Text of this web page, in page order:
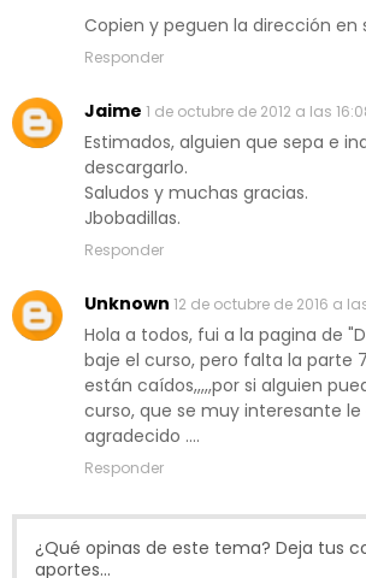
Copien y peguen la dirección en
Responder
Jaime 1 de octubre de 2012 a las
Estimados, alguien que sepa e
descargarlo.
Saludos y muchas gracias.
Jbobadillas.
Responder
Unknown 12 de octubre de 2016 a las
Hola a todos, fui a la pagina de
baje el curso, pero falta la parte
están caídos,,,,,por si alguien
curso, que se muy interesante
agradecido ....
Responder
¿Qué opinas de este tema? Deja tus
aportes...